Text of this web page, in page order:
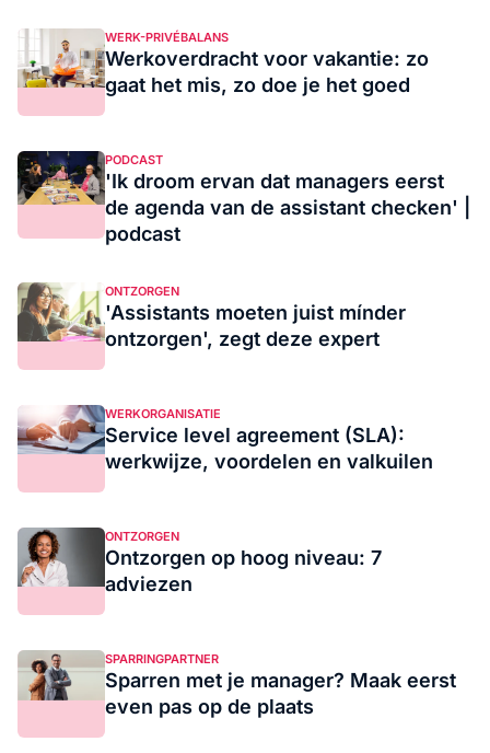
WERK-PRIVÉBALANS
Werkoverdracht voor vakantie: zo
gaat het mis, zo doe je het goed
PODCAST
'Ik droom ervan dat managers eerst
de agenda van de assistant checken' |
podcast
ONTZORGEN
'Assistants moeten juist mínder
ontzorgen', zegt deze expert
WERKORGANISATIE
Service level agreement (SLA):
werkwijze, voordelen en valkuilen
ONTZORGEN
Ontzorgen op hoog niveau: 7
adviezen
SPARRINGPARTNER
Sparren met je manager? Maak eerst
even pas op de plaats